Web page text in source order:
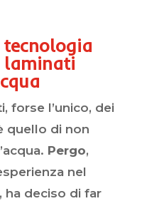
laminati
forse l’unico, dei
quello di non
Pergo,
nel
ha deciso di far